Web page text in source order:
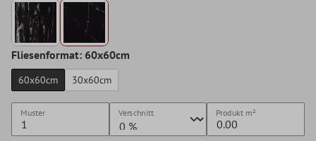
Fliesenformat: 60x60cm
60x60cm 30x60cm
Muster Verschnitt Produkt m²